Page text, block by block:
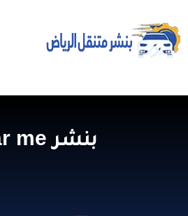
بنشر near me